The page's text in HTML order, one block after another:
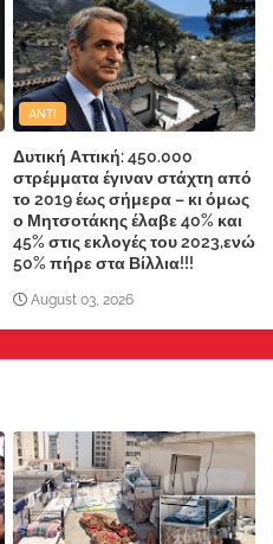
ANTI
Δυτική Αττική: 450.000
στρέμματα έγιναν στάχτη από
το 2019 έως σήμερα – κι όμως
ο Μητσοτάκης έλαβε 40% και
45% στις εκλογές του 2023,ενώ
50% πήρε στα Βίλλια!!!
August 03, 2026